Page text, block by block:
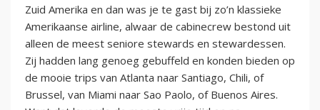
Zuid Amerika en dan was je te gast bij zo’n klassieke
Amerikaanse airline, alwaar de cabinecrew bestond uit
alleen de meest seniore stewards en stewardessen.
Zij hadden lang genoeg gebuffeld en konden bieden op
de mooie trips van Atlanta naar Santiago, Chili, of
Brussel, van Miami naar Sao Paolo, of Buenos Aires.